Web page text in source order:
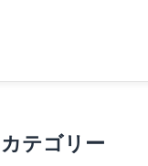
カテゴリー